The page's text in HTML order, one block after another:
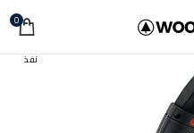
0
نفذ